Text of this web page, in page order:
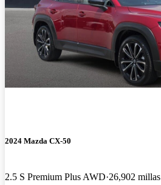
2024 Mazda CX-50
2.5 S Premium Plus AWD 26,902 millas